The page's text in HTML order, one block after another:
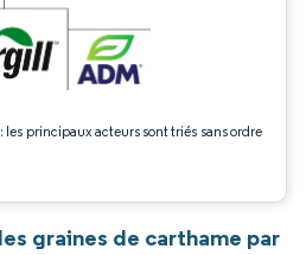
principaux acteurs sont triés sans ordre
graines de carthame par